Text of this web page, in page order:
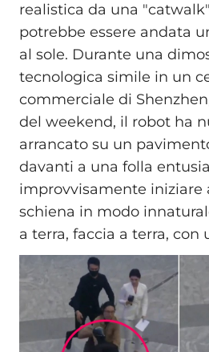
realistica da una
potrebbe essere andata
al sole. Durante una
tecnologica simile in un
commerciale di
del weekend, il robot ha
arrancato su un
davanti a una folla
improvvisamente iniziare
schiena in modo
a terra, faccia a terra, con